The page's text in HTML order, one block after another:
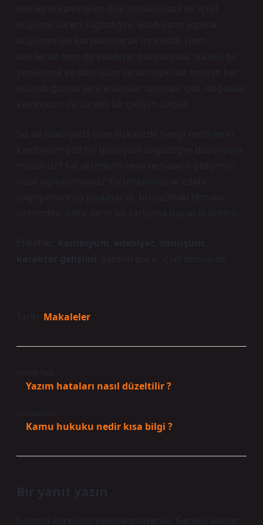
bitkilerin kambiyum dokusunun nasıl bir içsel
büyüme süreci sağladığını, edebiyatın yapısal
büyümesiyle karşılaştırarak inceledik. Hem
bitkilerde hem de edebiyat dünyasında, sürekli bir
yenilenme ve dönüşüm vardır; tıpkı bir metnin her
okunduğunda yeni anlamlar taşıması gibi, doğadaki
kambiyum da sürekli bir gelişim sağlar.
Siz de edebiyatla olan ilişkinizde hangi metinlerin
kambiyum gibi bir dönüşüm sağladığını düşünüyor
musunuz? Karakterlerin veya temaların gelişimini
nasıl algılıyorsunuz? Yorumlarınızı ve edebi
çağrışımlarınızı paylaşarak, bu yazıdaki temalar
üzerinden daha derin bir tartışma başlatabilirsiniz.
Etiketler: kambiyum edebiyat dönüşüm
karakter gelişimi
yazının gücü içsel dönüşüm
Tarih: Makaleler
Yazım hataları nasıl düzeltilir ?
Kamu hukuku nedir kısa bilgi ?
Bir yanıt yazın
E-posta adresiniz yayınlanmayacak.
Gerekli alanlar